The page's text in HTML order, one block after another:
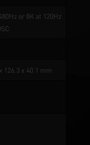
or 8K at 120Hz
126.3 x 40.1 mm